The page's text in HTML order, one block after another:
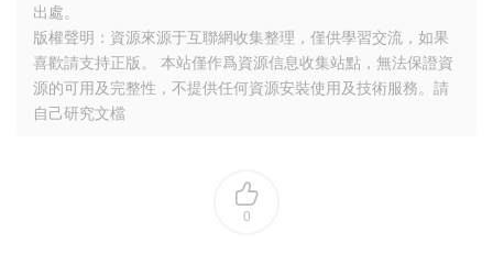
出處。
版權聲明：資源來源于互聯網收集整理，僅供學習交流，如果
喜歡請支持正版。 本站僅作爲資源信息收集站點，無法保證資
源的可用及完整性，不提供任何資源安裝使用及技術服務。請
自己研究文檔
0